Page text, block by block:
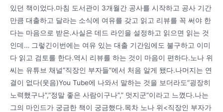
있던 책이었다.마침 도서관이 3개월간 공사를 시작하고 공사 기간
만큼 대출하고 달라는 소식에 여유를 갖고 읽고 리뷰를 꼭 써야 한
다는 마음으로 받은.사실은 데드 라인을 설정하고 읽으면 읽는 것
인데… 그렇긴이번에는 여유 있는 대출 기간임에도 불구하고 이미
다 읽고 검토를 한다.역시 리뷰를 하는 것이 마음이 편하다.노나 위
씨는 유튜브 채널”직장인 부자들”에서 처음 알게 됐다.나머지는 연
결이 없다(웃음)You Tube에 나와서 말하는 것을 보더라도”굉장히
노력했구나”,”정말 좋은 사람이구나”,” 멋지군”이라고 느꼈다.나는
그의 마인드가 궁금한 책이 궁금했다.목차 노나 위<직장인 부자가